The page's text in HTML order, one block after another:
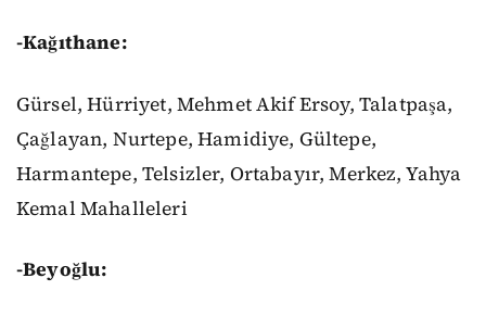
-Kağıthane:
Gürsel, Hürriyet, Mehmet Akif Ersoy, Talatpaşa,
Çağlayan, Nurtepe, Hamidiye, Gültepe,
Harmantepe, Telsizler, Ortabayır, Merkez, Yahya
Kemal Mahalleleri
-Beyoğlu: